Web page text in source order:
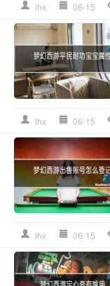
lhx 06-15
lhx 06-15
lhx 06-15